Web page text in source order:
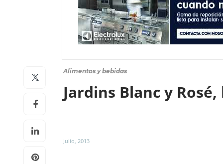
Alimentos y bebidas
Jardins Blanc y
Julio, 2013